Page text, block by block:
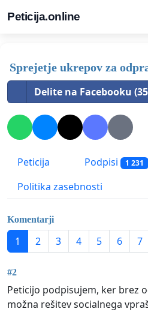
Peticija.online
Sprejetje ukrepov za
Delite na Facebooku
Peticija Podpisi 1 231
Politika zasebnosti
Komentarji
1 2 3 4 5 6 7
#2
Peticijo podpisujem, ker brez
možna rešitev socialnega